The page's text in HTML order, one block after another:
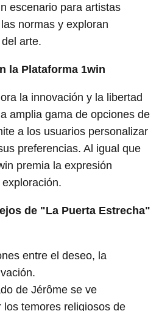
escenario para artistas
normas y exploran
arte.
la Plataforma 1win
la innovación y la libertad
amplia gama de opciones de
a los usuarios personalizar
preferencias. Al igual que
premia la expresión
de "La Puerta Estrecha"
entre el deseo, la
de Jérôme se ve
los temores religiosos de